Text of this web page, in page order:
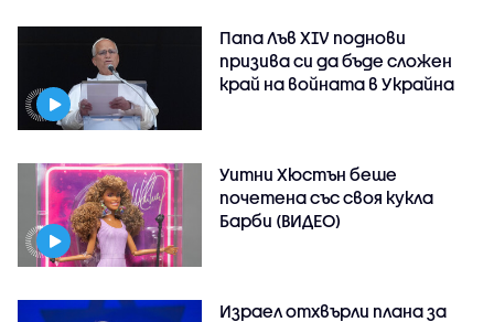
Папа Лъв XIV поднови
призива си да бъде сложен
край на войната в Украйна
Уитни Хюстън беше
почетена със своя кукла
Барби (ВИДЕО)
Израел отхвърли плана за